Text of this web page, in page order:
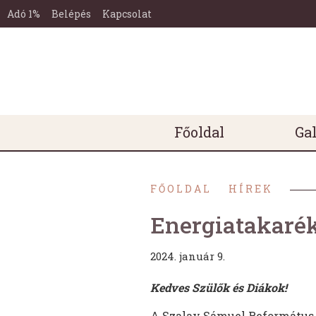
KEHOP-
5.2.13-
19-
Ugrás a tartalomra
Ugrás a láblécre
Adó 1% Belépés Kapcsolat
Főmenü
Főoldal
FŐOLDAL HÍREK
2024. január 9.
Kedves Szülők és Diákok!